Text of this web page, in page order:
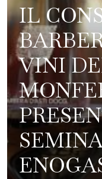
IL
VINI